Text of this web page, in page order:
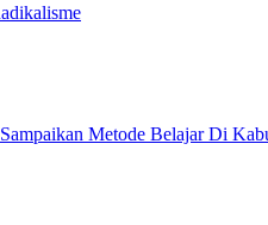
Metode Belajar Di